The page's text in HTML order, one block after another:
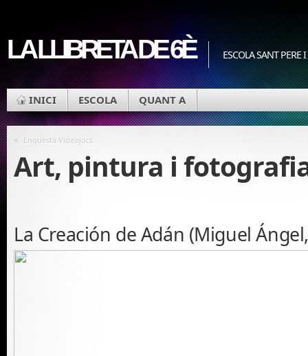
LA LLIBRETA DE 6È ESCOLA SANT PERE
INICI ESCOLA QUANT A
« Enquesta Videojocs
Art, pintura i
La Creación de Adán (Miguel